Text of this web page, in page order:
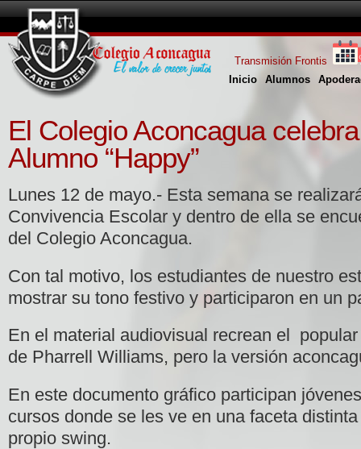
Inicio Alumnos
Transmisión Frontis
El Colegio Aconcagua
Alumno “Happy”
Lunes 12 de mayo.- Esta semana se
Convivencia Escolar y dentro de ella se
del Colegio Aconcagua.
Con tal motivo, los estudiantes de nuestro
mostrar su tono festivo y participaron en un
En el material audiovisual recrean el
de Pharrell Williams, pero la versión
En este documento gráfico participan
cursos donde se les ve en una faceta
propio swing.